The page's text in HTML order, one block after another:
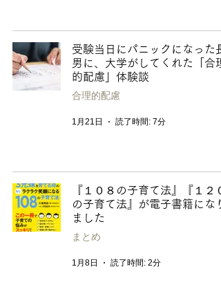
受験当日にパニックになった長
男に、大学がしてくれた「合理
的配慮」体験談
合理的配慮
1月21日 読了時間: 7分
『１０８の子育て法』『１２０
の子育て法』が電子書籍になり
ました
まとめ
1月8日 読了時間: 2分